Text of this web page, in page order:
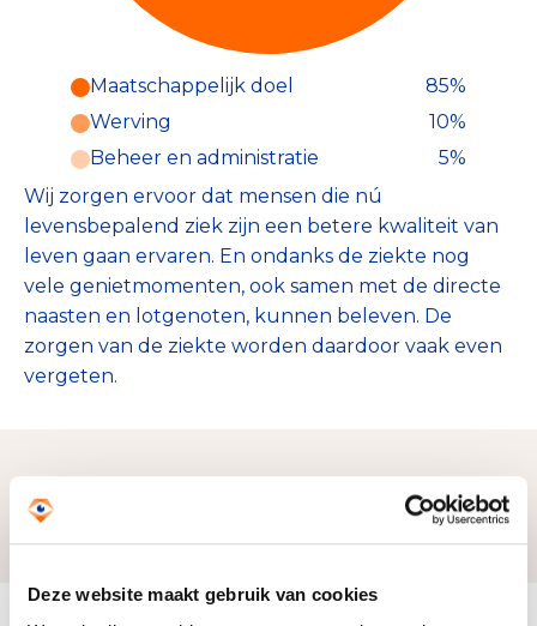
Deze website maakt gebruik van cookies
Maatschappelijk doel
85%
Werving
10%
Beheer en administratie
5%
Wij zorgen ervoor dat mensen die nú
levensbepalend ziek zijn een betere kwaliteit van
leven gaan ervaren. En ondanks de ziekte nog
vele genietmomenten, ook samen met de directe
naasten en lotgenoten, kunnen beleven. De
zorgen van de ziekte worden daardoor vaak even
vergeten.
Zo bereiken we ons doel